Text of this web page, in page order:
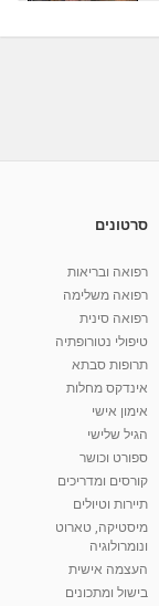
10:17
01:37
01:46
סרטונים
רפואה ובריאות
רפואה משלימה
רפואה סינית
טיפולי נטורופתיה
תרופות סבתא
אינדקס מחלות
אימון אישי
הגיל שלישי
ספורט וכושר
קורסים ומדריכים
תיירות וטיולים
מיסטיקה, טארוט
ונומרולוגיה
העצמה אישית
בישול ומתכונים